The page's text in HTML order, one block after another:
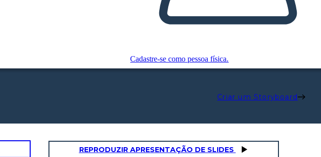
Cadastre-se como pessoa física.
Criar um Storyboard
REPRODUZIR APRESENTAÇÃO DE SLIDES